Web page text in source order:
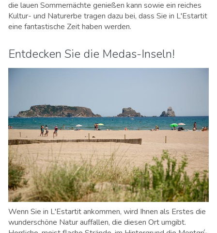
die lauen Sommernächte genießen kann sowie ein reiches
Kultur- und Naturerbe tragen dazu bei, dass Sie in L'Estartit
eine fantastische Zeit haben werden.
Entdecken Sie die Medas-Inseln!
Wenn Sie in L'Estartit ankommen, wird Ihnen als Erstes die
wunderschöne Natur auffallen, die diesen Ort umgibt.